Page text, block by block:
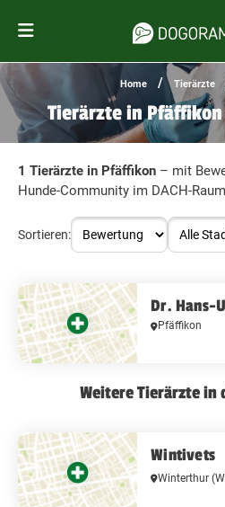
Home / Tierärzte
Tierärzte in
1 Tierärzte in Pfäffikon – mit
Hunde-Community im DACH-
Sortieren:
Dr. Hans-
Pfäffikon
Weitere Tierärzte in
Wintivets
Winterthur